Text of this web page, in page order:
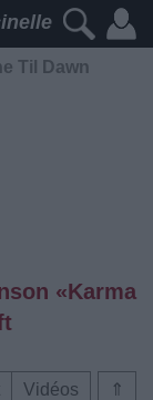
Til Dawn
«Karma
⇑
Vidéos